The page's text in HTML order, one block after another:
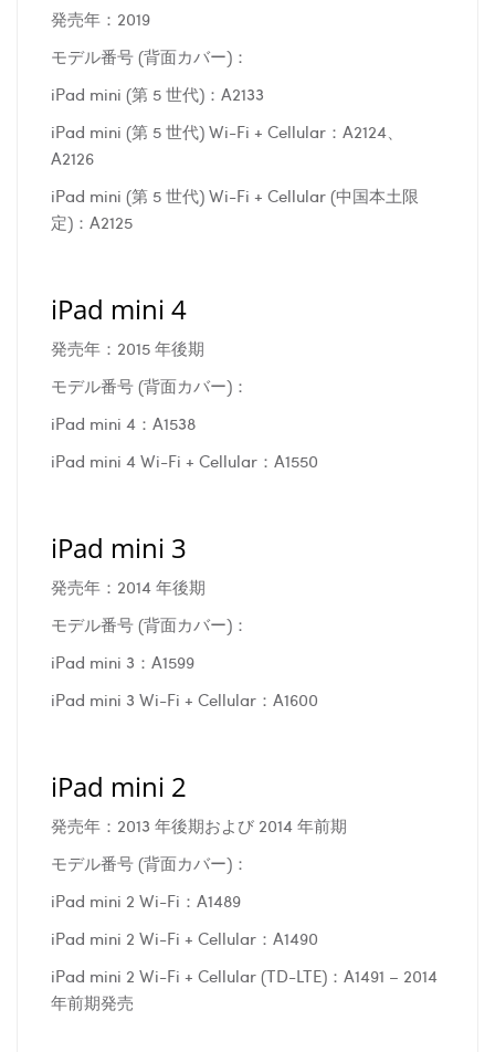
発売年：2019
モデル番号 (背面カバー)：
iPad mini (第 5 世代)：A2133
iPad mini (第 5 世代) Wi-Fi + Cellular：A2124、
A2126
iPad mini (第 5 世代) Wi-Fi + Cellular (中国本土限
定)：A2125
iPad mini 4
発売年：2015 年後期
モデル番号 (背面カバー)：
iPad mini 4：A1538
iPad mini 4 Wi-Fi + Cellular：A1550
iPad mini 3
発売年：2014 年後期
モデル番号 (背面カバー)：
iPad mini 3：A1599
iPad mini 3 Wi-Fi + Cellular：A1600
iPad mini 2
発売年：2013 年後期および 2014 年前期
モデル番号 (背面カバー)：
iPad mini 2 Wi-Fi：A1489
iPad mini 2 Wi-Fi + Cellular：A1490
iPad mini 2 Wi-Fi + Cellular (TD-LTE)：A1491 – 2014
年前期発売